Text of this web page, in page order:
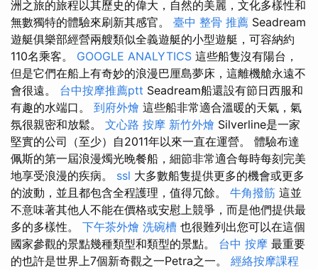
洲之旅的旅程以其歷史的偉大，自然的美麗，文化多樣性和
無數獨特的體驗來刷新其感官。 臺中 整骨 推薦 Seadream
遊艇俱樂部經營兩艘類似全義遊艇的小型遊艇，可容納約
110名乘客。 GOOGLE ANALYTICS 這些船隻沒有陽台，
但是它們在船上有奇妙的浪漫巴厘島夢床，這離機艙永遠不
會很遠。 台中按摩推薦ptt Seadream船還設有節日西服和
有趣的水端口。 到府外燴 這些船非常適合溫暖的天氣，氣
氛很親密和放鬆。 文心路 按摩 新竹外燴 Silverline是一家
堅實的公司（至少）自2011年以來一直在運營。 體驗布達
佩斯的第一屆浪漫燭光晚餐船，細節非常適合每時每刻完美
地享受浪漫的疾病。 ssl 大多數船隻提供更多的機會或更多
的波動，並且都包含全程護理，值得冗餘。 牛角撥筋 這並
不意味著其他人不能在價格或安慰上競爭，而是他們提供最
多的多樣性。 下午茶外燴 洗碗槽 也很難列出您可以在這個
國家參觀的景點幾種類型和類型的景點。 台中 按摩 最重要
的也許是世界上7個新奇觀之一Petra之一。 經絡按摩課程